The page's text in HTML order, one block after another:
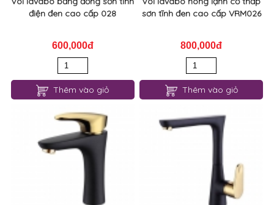
điện đen cao cấp 028
600,000đ
Thêm vào giỏ
sơn tĩnh đen cao cấp VRM026
800,000đ
Thêm vào giỏ